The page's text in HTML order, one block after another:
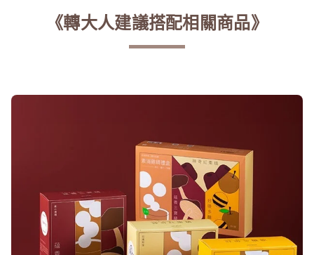
《轉大人建議搭配相關商品》